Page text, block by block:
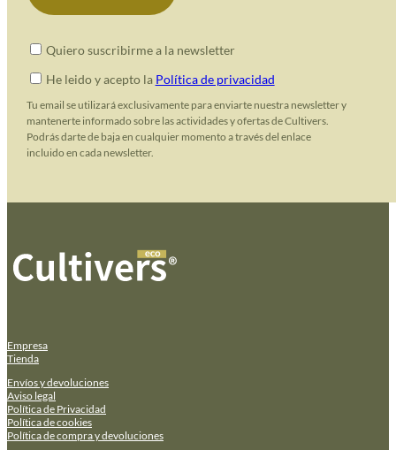
Quiero suscribirme a la newsletter
He leido y acepto la Política de privacidad
Tu email se utilizará exclusivamente para enviarte nuestra newsletter y
mantenerte informado sobre las actividades y ofertas de Cultivers.
Podrás darte de baja en cualquier momento a través del enlace
incluido en cada newsletter.
Empresa
Tienda
Envíos y devoluciones
Aviso legal
Política de Privacidad
Política de cookies
Política de compra y devoluciones